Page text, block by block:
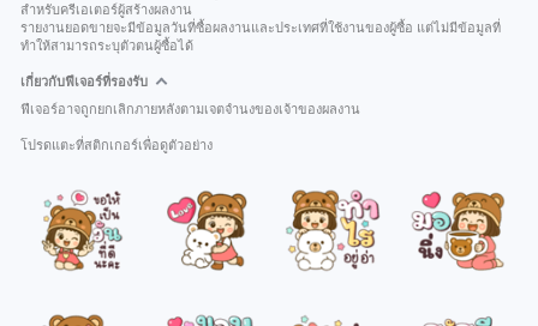
สำหรับครีเอเตอร์ผู้สร้างผลงาน
รายงานยอดขายจะมีข้อมูลวันที่ซื้อผลงานและประเทศที่ใช้งานของผู้ซื้อ แต่ไม่มีข้อมูลที่
ทำให้สามารถระบุตัวตนผู้ซื้อได้
เกี่ยวกับฟีเจอร์ที่รองรับ
ฟีเจอร์อาจถูกยกเลิกภายหลังตามเจตจำนงของเจ้าของผลงาน
โปรดแตะที่สติกเกอร์เพื่อดูตัวอย่าง